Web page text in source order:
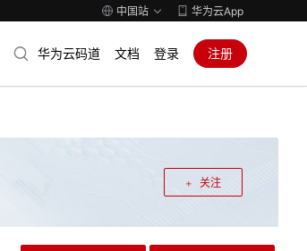
中国站 华为云App
华为云码道 文档 登录 注册
关注